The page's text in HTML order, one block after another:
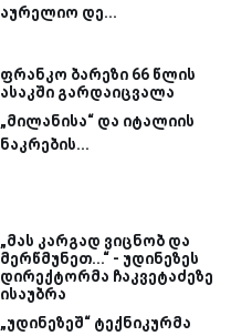
აურელიო დე...
ფრანკო ბარეზი 66 წლის
ასაკში გარდაიცვალა
„მილანისა“ და იტალიის
ნაკრების...
„მას კარგად ვიცნობ და
მერწმუნეთ...“ - უდინეზეს
დირექტორმა ჩაკვეტაძეზე
ისაუბრა
„უდინეზეშ“ ტექნიკურმა